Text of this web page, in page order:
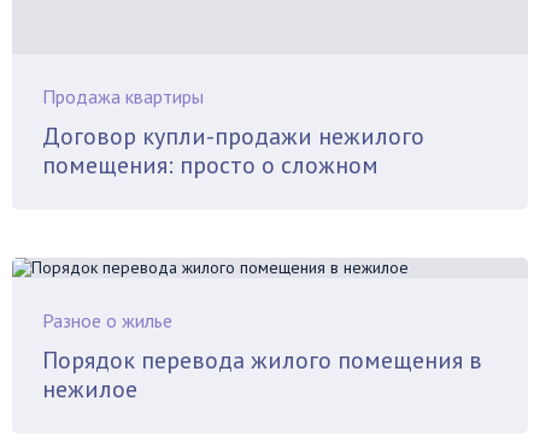
Продажа квартиры
Договор купли-продажи нежилого
помещения: просто о сложном
Разное о жилье
Порядок перевода жилого помещения в
нежилое